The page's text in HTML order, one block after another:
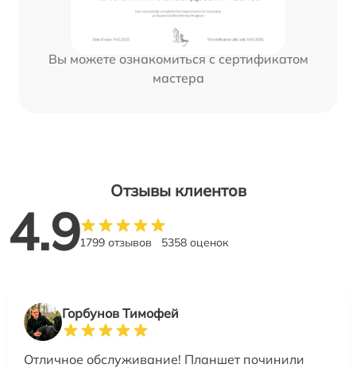
Вы можете ознакомиться с сертификатом
мастера
Отзывы клиентов
4.91799 отзывов 5358 оценок
Горбунов Тимофей
Отличное обслуживание! Планшет починили